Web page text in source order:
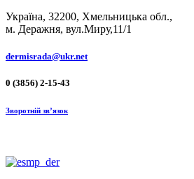
Україна, 32200, Хмельницька обл.,
м. Деражня, вул.Миру,11/1
dermisrada@ukr.net
0 (3856) 2-15-43
Зворотній зв’язок